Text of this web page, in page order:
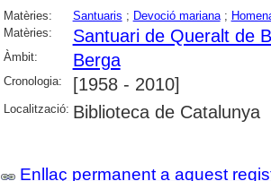
Matèries: Santuaris ; Devoció mariana;
Matèries:
Santuari de Queralt de
Àmbit: Berga
Cronologia: [1958 - 2010]
Localització: Biblioteca de Catalunya
Enllaç permanent a aquest